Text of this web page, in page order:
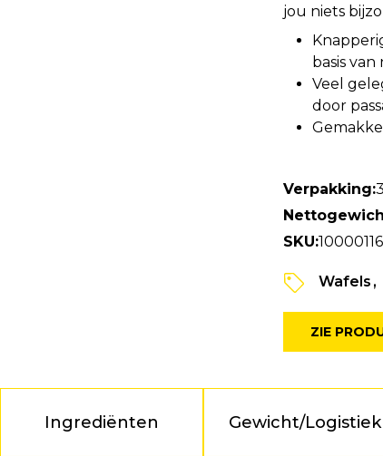
jou niets
basis
Veel
door
Verpakking:
SKU:
Wafels
ZIE
Ingrediënten Gewicht/Logistiek